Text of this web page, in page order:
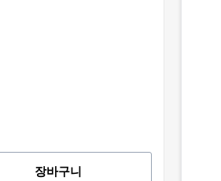
장바구니